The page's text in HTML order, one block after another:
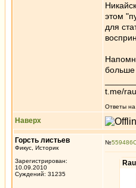
этом
для
больше
t.me/
Ответы на
Наверх
Горсть листьев
Фикус, Историк
Зарегистрирован:
10.09.2010
Суждений: 31235
№559486